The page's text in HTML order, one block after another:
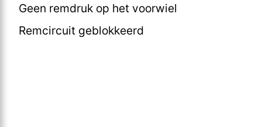
Geen remdruk op het voorwiel
Remcircuit geblokkeerd